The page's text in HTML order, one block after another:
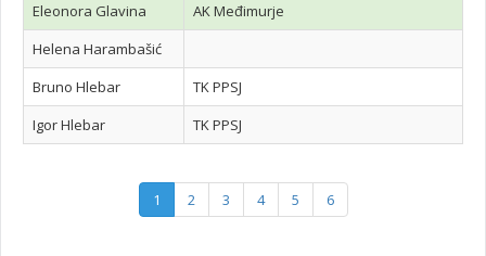
Eleonora Glavina
AK Međimurje
Helena Harambašić
Bruno Hlebar
TK PPSJ
Igor Hlebar
TK PPSJ
1 2 3 4 5 6